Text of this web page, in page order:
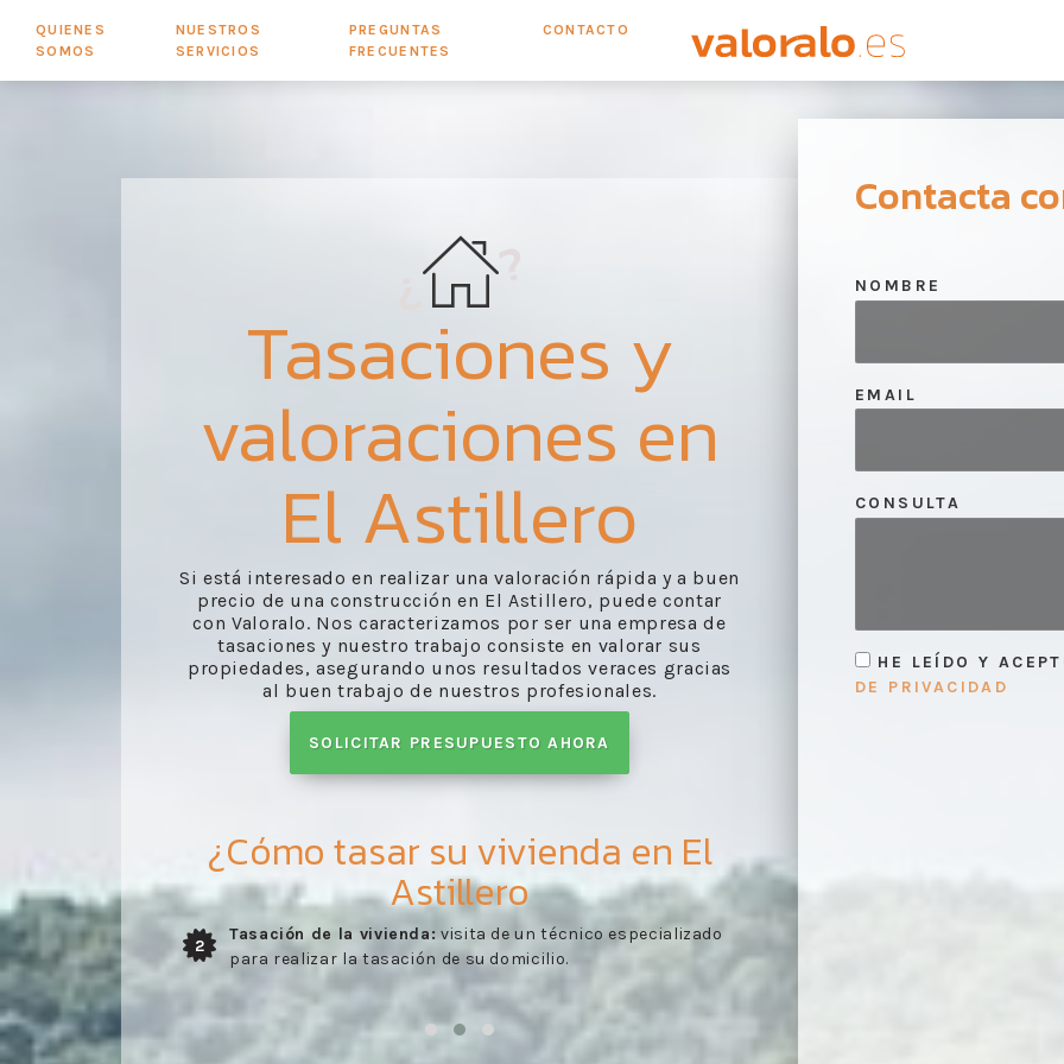
QUIENES
SOMOS
NUESTROS
SERVICIOS
PREGUNTAS
FRECUENTES
CONTACTO
Tasaciones y
valoraciones en
El Astillero
Si está interesado en realizar una valoración rápida y a buen
precio de una construcción en El Astillero, puede contar
con Valoralo. Nos caracterizamos por ser una empresa de
tasaciones y nuestro trabajo consiste en valorar sus
propiedades, asegurando unos resultados veraces gracias
al buen trabajo de nuestros profesionales.
SOLICITAR PRESUPUESTO AHORA
¿Cómo tasar su vivienda en El
Astillero
3
Envío del informe:entrega del informe de valoración
realizado por nuestros profesionales según lo visto en la
Contacta
NOMBRE
EMAIL
CONSULTA
HE LEÍDO Y
DE PRIVACIDAD